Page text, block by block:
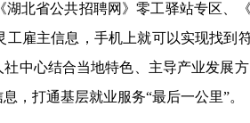
北省公共招聘网》零工驿站专区
雇主信息，手机上就可以实现找
中心结合当地特色、主导产业发
，打通基层就业服务“最后一公里”。